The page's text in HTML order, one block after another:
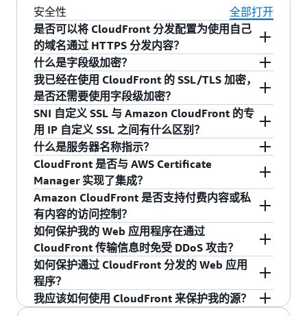
已在缓存行为上启用 POST 请求和 gRPC
客户端通过 HTTP/2 连接发送值为
“application/grpc”的“content-type”标头
Shield Standard，并且可以配置 AWS WAF 来
帮助保护 gRPC 流量免受攻击。
更好的性能 — gRPC 采用一种称为协议缓冲区
的二进制消息格式，它比传统有效载荷（如用
于 RESTful API 的 JSON）更小。解析协议缓
冲区的 CPU 占用率较低，因为数据是二进制
格式，这意味着消息交换速度更快。这样就可
以提高整体性能。
内置流式传输支持 — 流式传输是 gRPC 框架
的内置部分，支持客户端和服务器端流式传输
语义。这使得构建流服务或客户端变得更加简
单。CloudFront 上的 gRPC 支持以下流式传输
组合：
一元（无流式传输）
客户端到服务器的流式传输
服务器到客户端的流式传输
目前不支持。CloudFront 仅支持基于 HTTP/2 的
gRPC。
安全性
全部打开
是否可以将 CloudFront 分发配置为使用自己
的域名通过 HTTPS 分发内容？
默认情况下，您可以在 URL 中使用 CloudFront 分
发域名（例如
https://dxxxxx.cloudfront.net/image.jpg）通过
HTTPS 向浏览者分发内容。如果您想使用自己的
域名和 SSL 证书通过 HTTPS 传送内容，则可以使
用一项我们的自定义 SSL 证书支持功能。了解详
情。
什么是字段级加密？
字段级加密是 CloudFront 的一项功能，使您可以
安全地将用户提交的数据（如信用卡号）上传到
您的原始服务器。使用此功能，您可以在将
PUT/POST 请求转发到您的源之前，使用特定于
字段的加密密钥（由您提供）对 HTTPS 表单中的
敏感数据进行进一步加密。这可确保敏感数据只
能被应用程序堆栈中的某些组件或服务解密和查
看。要了解有关字段级加密的更多信息，请参阅
我们文档中的字段级加密。
我已经在使用 CloudFront 的 SSL/TLS 加密，
是否还需要使用字段级加密？
许多 Web 应用程序会从用户那里收集信用卡号等
敏感数据，然后交由在来源基础设施上运行的应
用程序服务处理。所有这些 Web 应用程序都在最
终用户和 CloudFront 之间以及 CloudFront 和您
的源之间使用 SSL/TLS 加密。您的源可能有多个
微服务，它们根据用户输入执行关键操作。然而
在通常情况下，这些微服务中仅有一少部分需要
访问敏感信息，这意味着大多数组件都是没有任
何缘由便直接访问这些数据。一个简单的编程错
误（如将错误的变量记录在日志中）便可能会导
致将客户的信用卡号写到一个文件中。
SNI 自定义 SSL 与 Amazon CloudFront 的专
用 IP 自定义 SSL 之间有什么区别？
专用 IP 自定义 SSL会分配专用 IP 地址，以便在
每个 CloudFront 边缘站点提供您的 SSL 内容。由
于 IP 地址与 SSL 证书之间是一对一映射，因此专
用 IP 自定义 SSL 可兼容不支持 SNI 的浏览器和其
他客户端。受当前 IP 地址成本影响，专用 IP 自定
义 SSL 的费用为每月 600 美元，按小时按比例计
费。
SNI 自定义 SSL
的 SNI 扩展功能，通过包含查看者尝试连接的主
什么是服务器名称指示？
服务器名称指示（SNI）是传输层安全性协议
（TLS）的延伸。该机制识别相关 SSL 请求相关的
域（服务器名称）以便在 SSL 握手时使用适当的
证书。这允许单个 IP 地址用于多个服务器。SNI
要求浏览器支持添加服务器名称，尽管大部分现
代浏览器都支持，但是还有一些旧版浏览器不支
持。想要了解更多详细信息，请参阅CloudFront
开发人员指南中的 SNI 部分，或SNI Wikipedia 文
章。
CloudFront 是否与 AWS Certificate
Manager 实现了集成？
是的，您现在可以预置 SSL/TLS 证书，并在几分
钟内将其与 CloudFront 发布版关联起来。只需使
用全新的 AWS Certificate Manager (ACM) 预置证
书，然后单击几下鼠标将其部署到您的
CloudFront 发布版，之后让 ACM 为您管理证书更
新即可。借助 ACM，您可以预置、部署并管理证
书，且无需支付额外费用。
Amazon CloudFront 是否支持付费内容或私
有内容的访问控制？
是，Amazon CloudFront 具有一项针对私有内容
的可选访问控制功能。启用此选项时，Amazon
CloudFront 将对您的请求进行安全签名，仅在您
允许时才传输文件。通过阅读CloudFront 开发人
员指南了解有关此功能的更多信息。
如何保护我的 Web 应用程序在通过
CloudFront 传输信息时免受 DDoS 攻击？
作为 AWS 客户，您可以免费获得
Standard。AWS Shield 是一项托管服务，用于保
护 AWS 上运行的 Web 应用程序免受 DDoS 攻
如何保护通过 CloudFront 分发的 Web 应用
程序？
您可以将您的 CloudFront 分发与AWS WAF进行
我应该如何使用 CloudFront 来保护我的源？